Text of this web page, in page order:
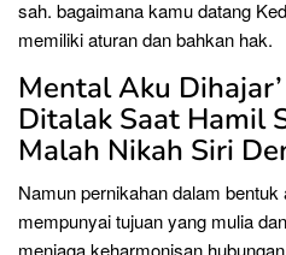
sah. bagaimana kamu datang
memiliki aturan dan bahkan hak.
Mental Aku
Ditalak Saat Hamil
Malah Nikah Siri
Namun pernikahan dalam
mempunyai tujuan yang mulia
menjaga keharmonisan